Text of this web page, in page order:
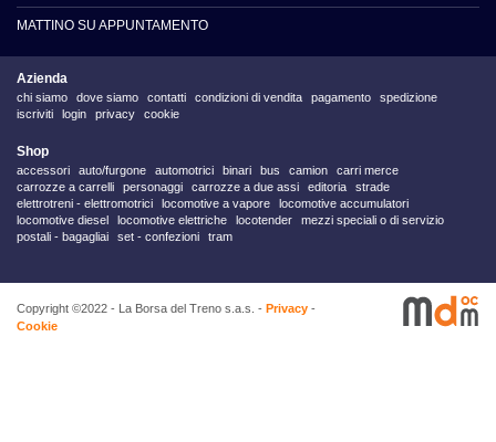
MATTINO SU APPUNTAMENTO
Azienda
chi siamo dove siamo contatti condizioni di vendita pagamento
spedizione
iscriviti
login privacy cookie
Shop
accessori auto/furgone automotrici binari bus camion
carri merce
carrozze a carrelli
personaggi carrozze a due assi editoria
strade
elettrotreni - elettromotrici
locomotive a vapore
locomotive accumulatori
locomotive diesel
locomotive elettriche locotender
mezzi speciali o di servizio
postali - bagagliai
set - confezioni tram
Copyright ©2022 - La Borsa del Treno s.a.s. - Privacy -
Cookie